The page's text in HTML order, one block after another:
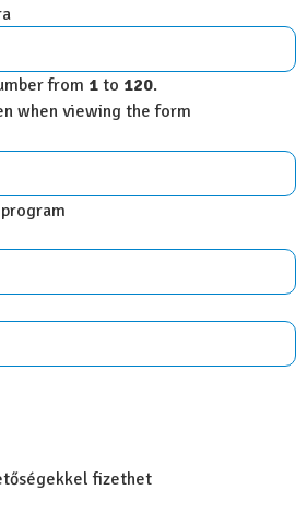
from 1 to 120.
when viewing the form
fizethet